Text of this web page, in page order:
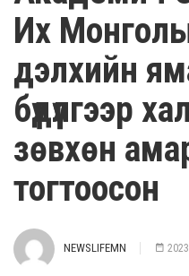
Их
дэлхийн
бүдүүлгээр
зөвхөн
тогтоосон
NEWSLIFEMN